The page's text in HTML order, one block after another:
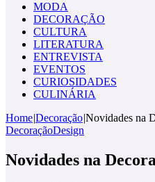
MODA
DECORAÇÃO
CULTURA
LITERATURA
ENTREVISTA
EVENTOS
CURIOSIDADES
CULINÁRIA
Home|Decoração|Novidades na
DecoraçãoDesign
Novidades na